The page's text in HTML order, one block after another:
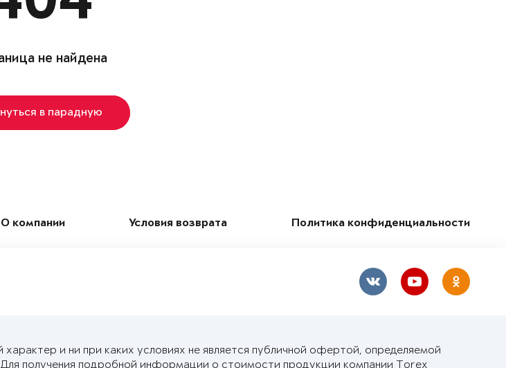
не найдена
в парадную
О компании Условия возврата Политика конфиденциальности
и ни при каких условиях не является публичной офертой, определяемой
получения подробной информации о стоимости продукции компании Torex